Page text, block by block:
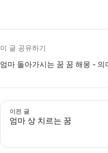
이 글 공유하기
엄마 돌아가시는 꿈 꿈 해몽 - 의
이전 글
엄마 상 치르는 꿈